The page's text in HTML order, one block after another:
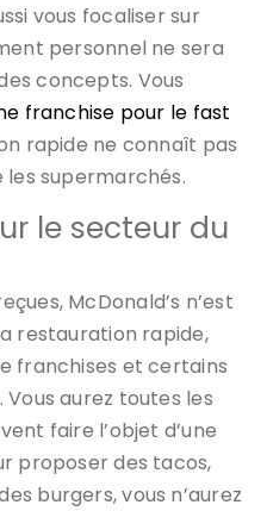
vous focaliser sur
personnel ne sera
concepts. Vous
franchise pour le fast
rapide ne connaît pas
supermarchés.
le secteur du
McDonald’s n’est
restauration rapide,
franchises et certains
aurez toutes les
faire l’objet d’une
proposer des tacos,
burgers, vous n’aurez